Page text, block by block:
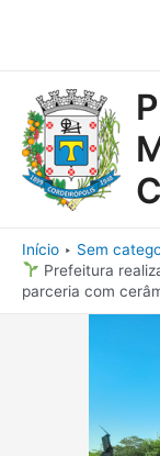
Início
Sem
Prefeitura
parceria com